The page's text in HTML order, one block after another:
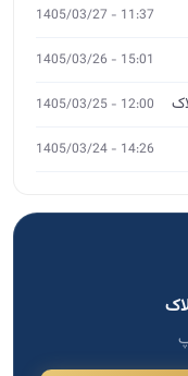
11:37 - 1405/03/27
15:01 - 1405/03/26
12:00 - 1405/03/25
14:26 - 1405/03/24